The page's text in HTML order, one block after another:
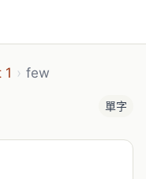
1 › few
單字